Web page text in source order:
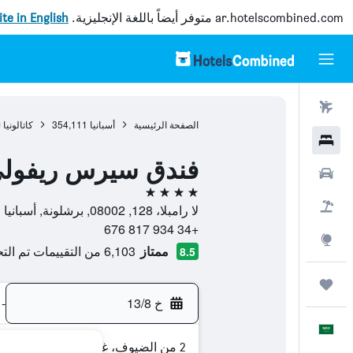
ar.hotelscombined.com متوفر أيضاً باللغة الإنجليزية. in English
الصفحة الرئيسية أسبانيا 354,111 كاتالونيا
فندق سيرس
4 نجوم
لا رامبلا، 128, 08002, برشلونة, أسبانيا
+34 934 817 676
8.5 ممتاز 6,103 من التقييمات تم التحقق منها
خ 13/8 -
2 من الضيوف، غرفة واحدة